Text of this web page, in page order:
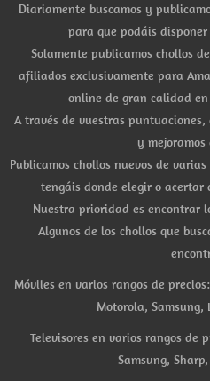
Diariamente buscamos y
para que podáis
Solamente publicamos chollos
afiliados exclusivamente para
online de gran calidad
A través de vuestras puntuaciones,
y
Publicamos chollos nuevos de
tengáis donde elegir o acertar
Nuestra prioridad es encontrar
Algunos de los chollos que
Móviles en varios rangos de
Motorola, Samsung,
Televisores en varios rangos de
Samsung,